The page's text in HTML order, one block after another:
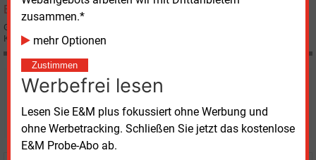
zusammen.*
mehr Optionen
Zustimmen
Werbefrei lesen
Lesen Sie E&M plus fokussiert ohne Werbung und
ohne Werbetracking. Schließen Sie jetzt das kostenlose
E&M Probe-Abo ab.
Großverbraucher von Erdgas müssen künftig für den "Löwenanteil" der
Kosten für die Regel- und Ausgleichsenergie aufkommen.
Möchten Sie diese und
weitere Nachrichten lesen?